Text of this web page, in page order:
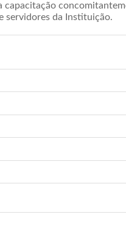
servidores da Instituição.